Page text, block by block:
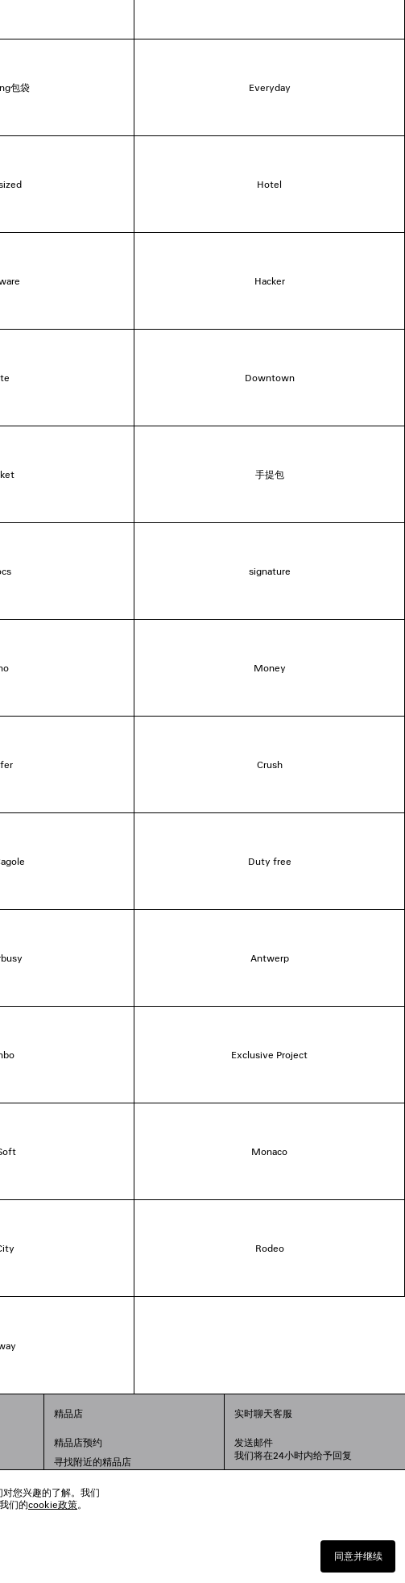
您兴趣的了解。我们
们的cookie政策。
同意并继续
包袋 Everyday
Hotel
Hacker
Downtown
手提包
signature
Money
Crush
Duty free
Antwerp
Exclusive Project
Monaco
Rodeo
精品店
精品店预约
寻找附近的精品店
实时聊天客服
发送邮件
我们将在24小时内给予回复
上海工商行政管理